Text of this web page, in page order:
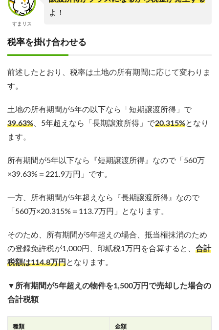
すまリス
よ！
税率を掛け合わせる
前述したとおり、税率は土地の所有期間に応じて変わりま
す。
土地の所有期間が5年の以下なら「短期譲渡所得」で
39.63% 、5年超えなら「長期譲渡所得」で20.315%となり
ます。
所有期間が5年以下なら『短期譲渡所得』なので「560万
×39.63%＝221.9万円」です。
一方、所有期間が5年超えなら『長期譲渡所得』なので
「560万×20.315%＝113.7万円」となります。
そのため、所有期間が5年超えの場合、抵当権抹消のため
の登録免許税が1,000円、印紙税1万円を合算すると、 合計
税額は114.8万円となります。
▼所有期間が5年超えの物件を1,500万円で売却した場合の
合計税額
種類 金額